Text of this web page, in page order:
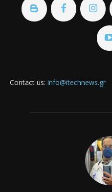
Contact us: info@itechnews.gr